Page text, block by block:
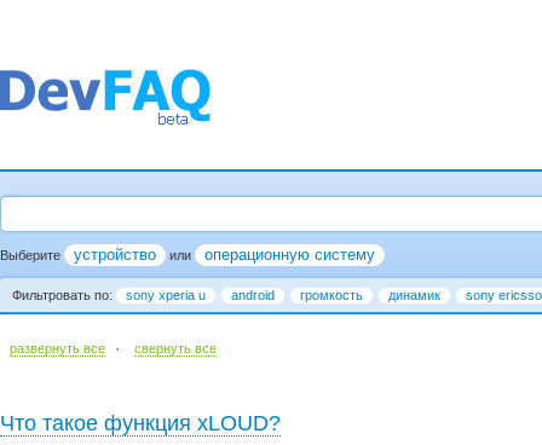
Выберите устройство или операционную систему
Фильтровать по: sony xperia u android громкость динамик sony
развернуть все · cвернуть все
Что такое функция xLOUD?